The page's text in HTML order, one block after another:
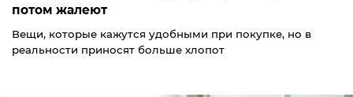
потом жалеют
Вещи, которые кажутся удобными при покупке, но в
реальности приносят больше хлопот